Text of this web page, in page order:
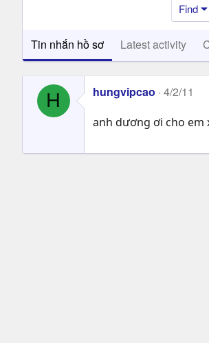
Find
Tin nhắn hồ sơ Latest activity
H hungvipcao 4/2/11
anh dương ơi cho em